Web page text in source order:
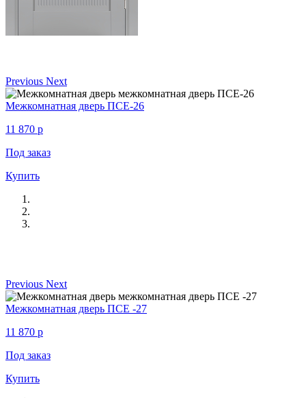
Previous Next
Межкомнатная дверь ПСЕ-26
11 870 p
Под заказ
Купить
Previous Next
Межкомнатная дверь ПСЕ -27
11 870 p
Под заказ
Купить